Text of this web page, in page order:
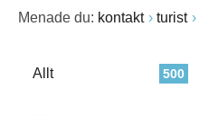
Menade du: kontakt turist
500
Allt